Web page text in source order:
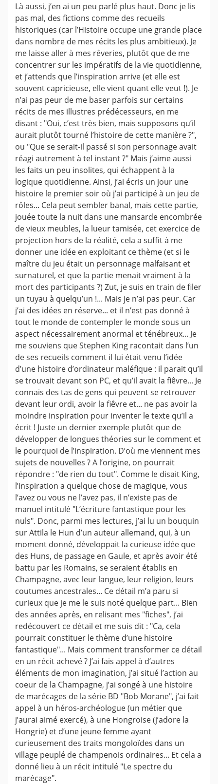
Là aussi, j’en ai un peu parlé plus haut. Donc je lis
pas mal, des fictions comme des recueils
historiques (car l’Histoire occupe une grande place
dans nombre de mes récits les plus ambitieux). Je
me laisse aller à mes rêveries, plutôt que de me
concentrer sur les impératifs de la vie quotidienne,
et j’attends que l’inspiration arrive (et elle est
souvent capricieuse, elle vient quant elle veut !). Je
n’ai pas peur de me baser parfois sur certains
récits de mes illustres prédécesseurs, en me
disant : "Oui, c’est très bien, mais supposons qu’il
aurait plutôt tourné l’histoire de cette manière ?",
ou "Que se serait-il passé si son personnage avait
réagi autrement à tel instant ?" Mais j’aime aussi
les faits un peu insolites, qui échappent à la
logique quotidienne. Ainsi, j’ai écris un jour une
histoire le premier soir où j’ai participé à un jeu de
rôles... Cela peut sembler banal, mais cette partie,
jouée toute la nuit dans une mansarde encombrée
de vieux meubles, la lueur tamisée, cet exercice de
projection hors de la réalité, cela a suffit à me
donner une idée en exploitant ce thème (et si le
maître du jeu était un personnage malfaisant et
surnaturel, et que la partie menait vraiment à la
mort des participants ?) Zut, je suis en train de filer
un tuyau à quelqu’un !... Mais je n’ai pas peur. Car
j’ai des idées en réserve... et il n’est pas donné à
tout le monde de contempler le monde sous un
aspect nécessairement anormal et ténébreux... Je
me souviens que Stephen King racontait dans l’un
de ses recueils comment il lui était venu l’idée
d’une histoire d’ordinateur maléfique : il parait qu’il
se trouvait devant son PC, et qu’il avait la fiêvre... Je
connais des tas de gens qui peuvent se retrouver
devant leur ordi, avoir la fiêvre et... ne pas avoir la
moindre inspiration pour inventer le texte qu’il a
écrit ! Juste un dernier exemple plutôt que de
développer de longues théories sur le comment et
le pourquoi de l’inspiration. D’où me viennent mes
sujets de nouvelles ? A l’origine, on pourrait
répondre : "de rien du tout". Comme le disait King,
l’inspiration a quelque chose de magique, vous
l’avez ou vous ne l’avez pas, il n’existe pas de
manuel intitulé "L’écriture fantastique pour les
nuls". Donc, parmi mes lectures, j’ai lu un bouquin
sur Attila le Hun d’un auteur allemand, qui, à un
moment donné, développait la curieuse idée que
des Huns, de passage en Gaule, et après avoir été
battu par les Romains, se seraient établis en
Champagne, avec leur langue, leur religion, leurs
coutumes ancestrales... Ce détail m’a paru si
curieux que je me le suis noté quelque part... Bien
des années après, en relisant mes "fiches", j’ai
redécouvert ce détail et me suis dit : "Ca, cela
pourrait constituer le thème d’une histoire
fantastique"... Mais comment transformer ce détail
en un récit achevé ? J’ai fais appel à d’autres
éléments de mon imagination, j’ai situé l’action au
coeur de la Champagne, j’ai songé à une histoire
de marécages de la série BD "Bob Morane", j’ai fait
appel à un héros-archéologue (un métier que
j’aurai aimé exercé), à une Hongroise (j’adore la
Hongrie) et d’une jeune femme ayant
curieusement des traits mongoloïdes dans un
village peuplé de champenois ordinaires... Et cela a
donné lieu à un récit intitulé "Le spectre du
marécage".